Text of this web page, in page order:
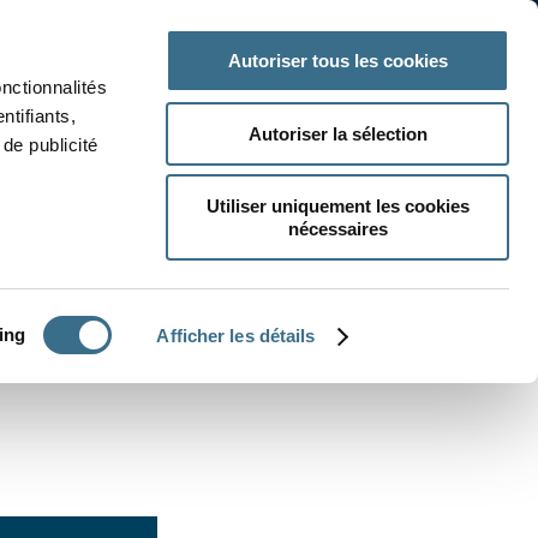
publicité
Afficher les détails
Autoriser tous les cookies
Autoriser la sélection
Utiliser uniquement les cookies
nécessaires